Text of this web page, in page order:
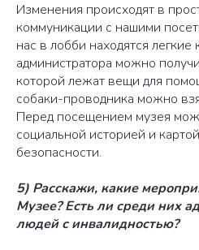
Изменения происходят в
коммуникации с нашими
нас в лобби находятся легкие
администратора можно
которой лежат вещи для
собаки-проводника можно
Перед посещением музея
социальной историей и
безопасности.
5) Расскажи, какие
Музее? Есть ли среди них
людей с инвалидностью?